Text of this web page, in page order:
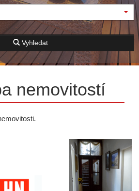
Vyhledat
nemovitostí